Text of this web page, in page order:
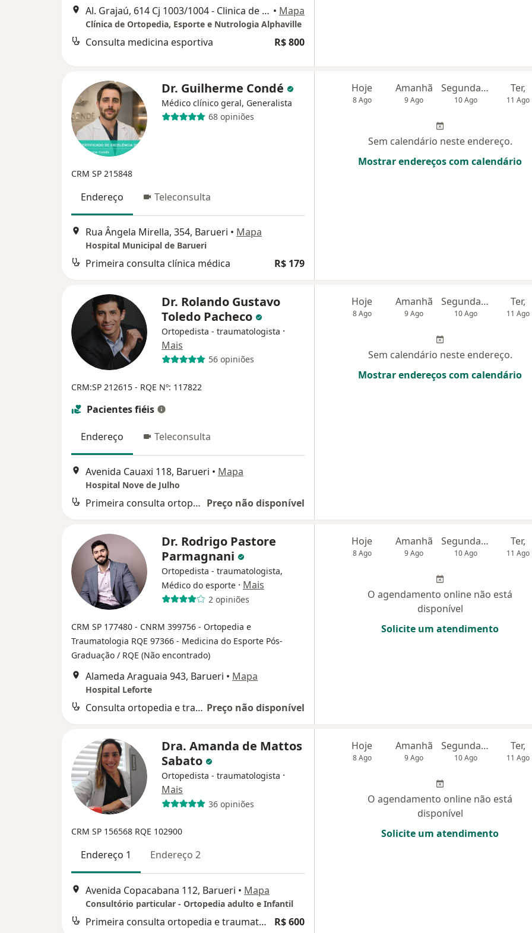
Al. Grajaú, 614 Cj 1003/1004 - Clinica de Ortopedia e Esporte Alphaville, Barueri • Mapa
Clínica de Ortopedia, Esporte e Nutrologia Alphaville
Consulta medicina esportiva R$ 800
Dr. Guilherme Condé
Médico clínico geral, Generalista
68 opiniões
CRM SP 215848
Endereço Teleconsulta
Rua Ângela Mirella, 354, Barueri • Mapa
Hospital Municipal de Barueri
Primeira consulta clínica médica R$ 179
Hoje
8 Ago
Amanhã
9 Ago
Segunda-feira
10 Ago
Ter,
11 Ago
Sem calendário neste endereço.
Mostrar endereços com calendário
Dr. Rolando Gustavo
Toledo Pacheco
Ortopedista - traumatologista ·
Mais
56 opiniões
CRM:SP 212615 - RQE Nº: 117822
Pacientes fiéis
Endereço Teleconsulta
Avenida Cauaxi 118, Barueri • Mapa
Hospital Nove de Julho
Primeira consulta ortopedia e traumatologia Preço não disponível
Hoje
8 Ago
Amanhã
9 Ago
Segunda-feira
10 Ago
Ter,
11 Ago
Sem calendário neste endereço.
Mostrar endereços com calendário
Dr. Rodrigo Pastore
Parmagnani
Ortopedista - traumatologista,
Médico do esporte · Mais
2 opiniões
CRM SP 177480 - CNRM 399756 - Ortopedia e
Traumatologia RQE 97366 - Medicina do Esporte Pós-
Graduação / RQE (Não encontrado)
Alameda Araguaia 943, Barueri • Mapa
Hospital Leforte
Consulta ortopedia e traumatologia Preço não disponível
Hoje
8 Ago
Amanhã
9 Ago
Segunda-feira
10 Ago
Ter,
11 Ago
O agendamento online não está
disponível
Solicite um atendimento
Dra. Amanda de Mattos
Sabato
Ortopedista - traumatologista ·
Mais
36 opiniões
CRM SP 156568 RQE 102900
Endereço 1 Endereço 2
Avenida Copacabana 112, Barueri • Mapa
Consultório particular - Ortopedia adulto e Infantil
Primeira consulta ortopedia e traumatologia R$ 600
Hoje
8 Ago
Amanhã
9 Ago
Segunda-feira
10 Ago
Ter,
11 Ago
O agendamento online não está
disponível
Solicite um atendimento